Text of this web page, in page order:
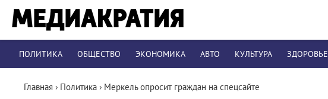
ПОЛИТИКА ОБЩЕСТВО ЭКОНОМИКА АВТО КУЛЬТУРА ЗДОРОВЬЕ
Главная › Политика › Меркель опросит граждан на спецсайте